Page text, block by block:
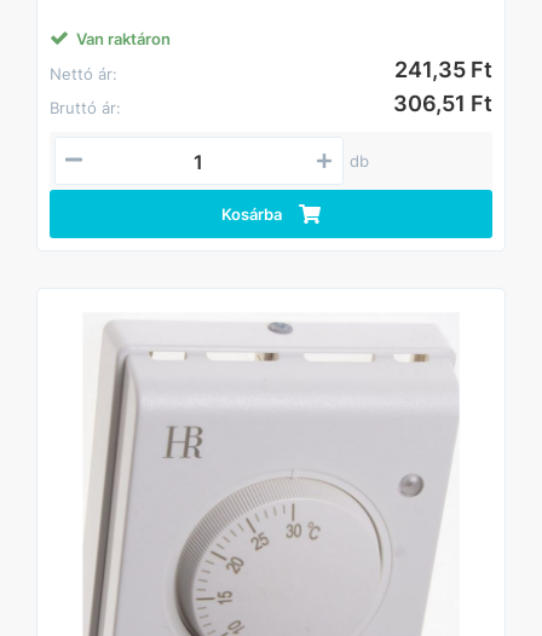
Van raktáron
Nettó ár:
241,35 Ft
Bruttó ár: 306,51 Ft
db
Kosárba